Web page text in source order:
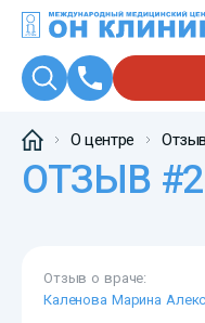
О центре
ОТЗЫВ
Отзыв о враче:
Каленова Марина